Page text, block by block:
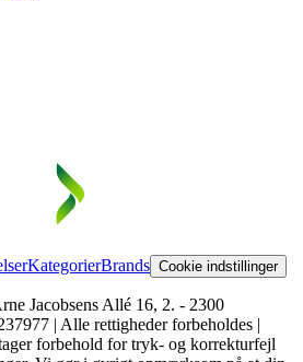
KategorierBrands Cookie indstillinger
Jacobsens Allé 16, 2. - 2300
| Alle rettigheder forbeholdes |
forbehold for tryk- og korrekturfejl